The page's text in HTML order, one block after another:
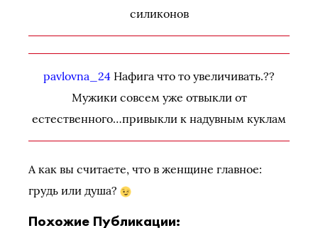
силиконов
pavlovna_24 Нафига что то увеличивать.??
Мужики совсем уже отвыкли от
естественного…привыкли к надувным куклам
А как вы считаете, что в женщине главное:
грудь или душа?
Похожие Публикации: